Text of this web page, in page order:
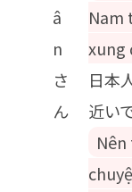
â
n
さ
ん
Nam
xung
日本
近い